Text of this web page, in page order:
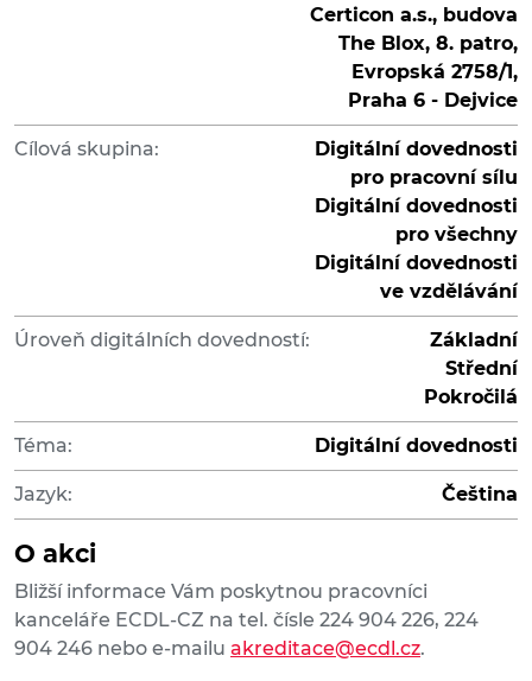
Certicon a.s., budova
The Blox, 8. patro,
Evropská 2758/1,
Praha 6 - Dejvice
Cílová skupina:
Digitální dovednosti
pro pracovní sílu
Digitální dovednosti
pro všechny
Digitální dovednosti
ve vzdělávání
Úroveň digitálních dovedností:
Základní
Střední
Pokročilá
Téma: Digitální dovednosti
Jazyk: Čeština
O akci
Bližší informace Vám poskytnou pracovníci
kanceláře ECDL-CZ na tel. čísle 224 904 226, 224
904 246 nebo e-mailu akreditace@ecdl.cz.